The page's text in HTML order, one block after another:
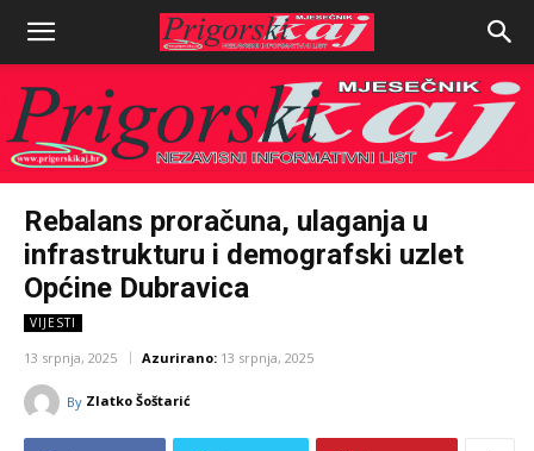
Rebalans proračuna, ulaganja u
infrastrukturu i demografski uzlet
Općine Dubravica
VIJESTI
13 srpnja, 2025 Azurirano: 13 srpnja, 2025
By Zlatko Šoštarić